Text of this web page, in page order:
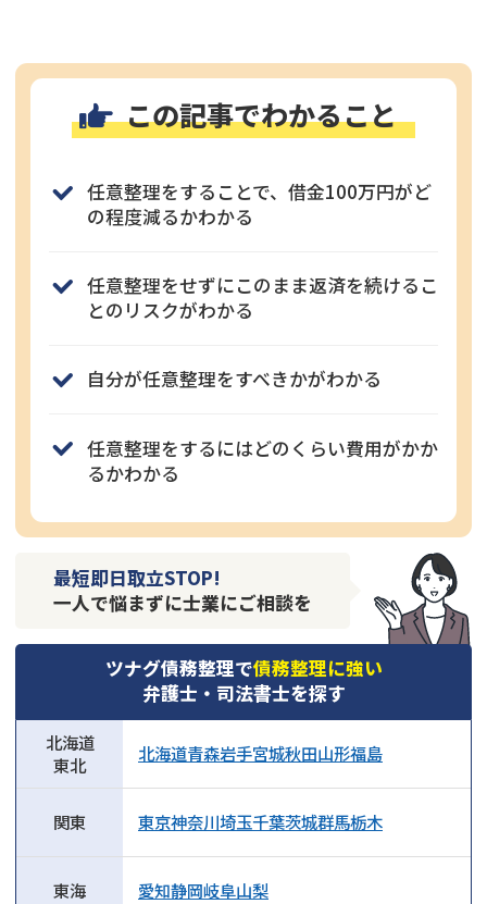
この記事でわかること
任意整理をすることで、借金100万円がど
の程度減るかわかる
任意整理をせずにこのまま返済を続けるこ
とのリスクがわかる
自分が任意整理をすべきかがわかる
任意整理をするにはどのくらい費用がかか
るかわかる
最短即日取立STOP!
一人で悩まずに士業にご相談を
ツナグ債務整理で債務整理に強い
弁護士・司法書士を探す
北海道
東北
北海道青森岩手宮城秋田山形福島
関東 東京神奈川埼玉千葉茨城群馬栃木
東海 愛知静岡岐阜山梨